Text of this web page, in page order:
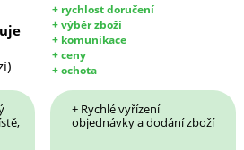
+ rychlost doručení
+ výběr zboží
+ komunikace
+ ceny
+ ochota
+ Rychlé vyřízení
objednávky a dodání zboží